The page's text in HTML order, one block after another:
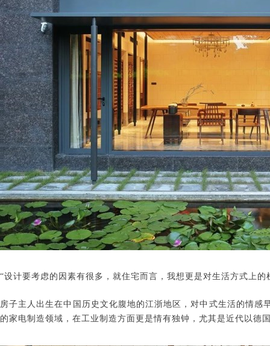
“设计要考虑的因素有很多，就住宅而言，我想更是对生活方式上的
房子主人出生在中国历史文化腹地的江浙地区，对中式生活的情感
的家电制造领域，在工业制造方面更是情有独钟，尤其是近代以德